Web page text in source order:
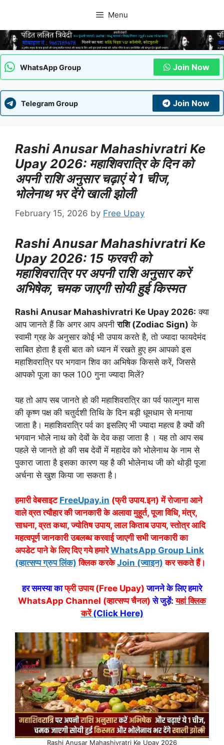
content
Menu
WhatsApp Group Join Now
Telegram Group Join Now
Rashi Anusar Mahashivratri Ke
Upay 2026: महाशिवरात्रि के दिन को
अपनी राशि अनुसार चढ़ाएं ये 1 चीज,
भोलेनाथ भर देंगे खाली झोली
February 15, 2026 by Free Upay
Rashi Anusar Mahashivratri Ke
Upay 2026: 15 फरवरी को
महाशिवरात्रि पर अपनी राशि अनुसार करें
अभिषेक, चमक जाएगी सोयी हुई किस्मत
Rashi Anusar Mahashivratri Ke Upay 2026: क्या
आप जानते हैं कि अगर आप अपनीराशि (Zodiac Sign) के
स्वामी ग्रह के अनुसार कोई भी उपाय करते है, तो ज्यादा फायदेमंद
साबित होता है इसी बात को ध्यान में रखते हुए हम आपको इस
महाशिवरात्रि पर भगवान शिव का अभिषेक किससे करें, जिससे
आपको पूजा का फल 100 गुना ज्यादा मिलें?
यह तो आप सब जानते हो की महाशिवरात्रि का पर्व फाल्गुन मास
की कृष्ण पक्ष की चतुर्दशी तिथि के दिन बड़ी धूमधाम से मनाया
जाता है। महाशिवरात्रि पर्व का इसलिए भी ज्यादा महत्व है क्यों की
भगवान भोले नाथ को देवों के देव कहा जाता है । यह तो आप सब
पहले से जानते हो की सब देवों में महादेव को भोलेनाथ के नाम से
पुकारा जाता है इसका कारण यह है की भोलेनाथ जी को थोड़ी पूजा
अर्चना से खुश किया जा सकता है।
हमारी वेबसाइट FreeUpay.in (फ्री उपाय.इन) में रोजाना आने
वाले व्रत त्यौहार की जानकारी के अलावा मुहूर्त, पूजा विधि, मंत्र,
साधना, व्रत कथा, ज्योतिष उपाय, लाल किताब उपाय, स्तोत्र आदि
महत्वपूर्ण जानकारी उबलब्ध करवाई जाएगी सभी जानकारी का
अपडेट पाने के लिए दिए गये हमारेWhatsApp Group Link
(व्हात्सप्प ग्रुप लिंक) क्लिक करकेJoin (ज्वाइन) कर सकते हैं।
हर समस्या काफ्री उपाय (Free Upay) जानने के लिए हमारे
WhatsApp Channel (व्हात्सप्प चैनल) से जुड़ें:यहां क्लिक
करें(Click Here)
Rashi Anusar Mahashivratri Ke Upay 2026